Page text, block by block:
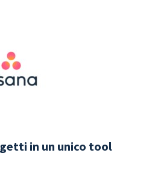
in un unico tool